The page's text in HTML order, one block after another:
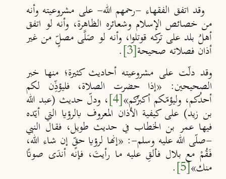
وقد اتفق الفقهاء -رحمهم الله- على مشروعيته وأنه
من خصائص الإسلام وشعائره الظاهرة، وأنه لو اتفق
أهلُ بلد على تركه قوتلوا، وأنه لو صَلَّى مصلٍّ من غير
أذان فصلاته صحيحة[3]
.
وقد دلّت على مشروعيته أحاديث كثيرة؛ منها خبر
الصحيحين: «إذا حضرت الصلاة، فليؤذِّن لكم
أحدُكم، وليؤمّكم أكبرُكم»[4] ، ودلّ حديث (عبد الله
بن زيد) على كيفية الأذان المعروف بالرؤيا التي أيّده
فيها عمر بن الخطاب في حديث طويل، فقال النبي
-صلّى الله عليه وسلم-: «إنها لرؤيا حقٍّ إن شاء الله،
فَقُمْ مع بلال فألقِ عليه ما رأيتَ، فإنه أندَى صوتًا
منك»[5]
.